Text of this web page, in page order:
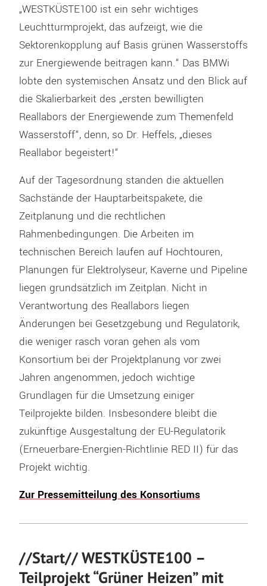
„WESTKÜSTE100 ist ein sehr wichtiges
Leuchtturmprojekt, das aufzeigt, wie die
Sektorenkopplung auf Basis grünen Wasserstoffs
zur Energiewende beitragen kann.“ Das BMWi
lobte den systemischen Ansatz und den Blick auf
die Skalierbarkeit des „ersten bewilligten
Reallabors der Energiewende zum Themenfeld
Wasserstoff“, denn, so Dr. Heffels, „dieses
Reallabor begeistert!“
Auf der Tagesordnung standen die aktuellen
Sachstände der Hauptarbeitspakete, die
Zeitplanung und die rechtlichen
Rahmenbedingungen. Die Arbeiten im
technischen Bereich laufen auf Hochtouren,
Planungen für Elektrolyseur, Kaverne und Pipeline
liegen grundsätzlich im Zeitplan. Nicht in
Verantwortung des Reallabors liegen
Änderungen bei Gesetzgebung und Regulatorik,
die weniger rasch voran gehen als vom
Konsortium bei der Projektplanung vor zwei
Jahren angenommen, jedoch wichtige
Grundlagen für die Umsetzung einiger
Teilprojekte bilden. Insbesondere bleibt die
zukünftige Ausgestaltung der EU-Regulatorik
(Erneuerbare-Energien-Richtlinie RED II) für das
Projekt wichtig.
Zur Pressemitteilung des Konsortiums
//Start// WESTKÜSTE100 –
Teilprojekt “Grüner Heizen” mit